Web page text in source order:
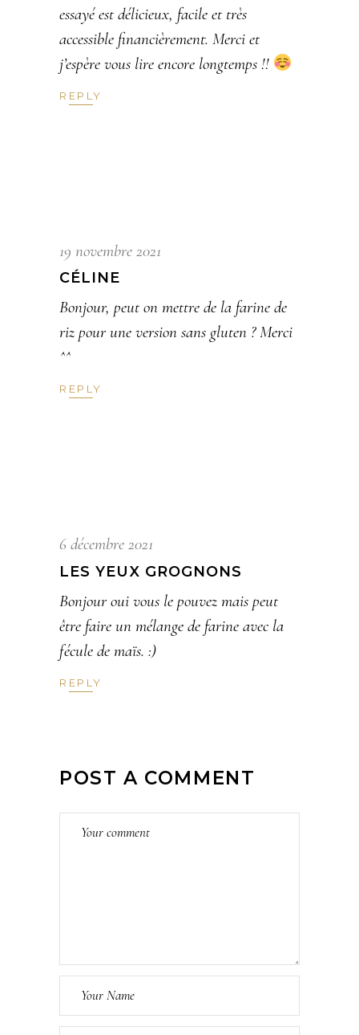
essayé est délicieux, facile et très
accessible financièrement. Merci et
j’espère vous lire encore longtemps !!
REPLY
19 novembre 2021
CÉLINE
Bonjour, peut on mettre de la farine de
riz pour une version sans gluten ? Merci
^^
REPLY
6 décembre 2021
LES YEUX GROGNONS
Bonjour oui vous le pouvez mais peut
être faire un mélange de farine avec la
fécule de maïs. :)
REPLY
POST A COMMENT